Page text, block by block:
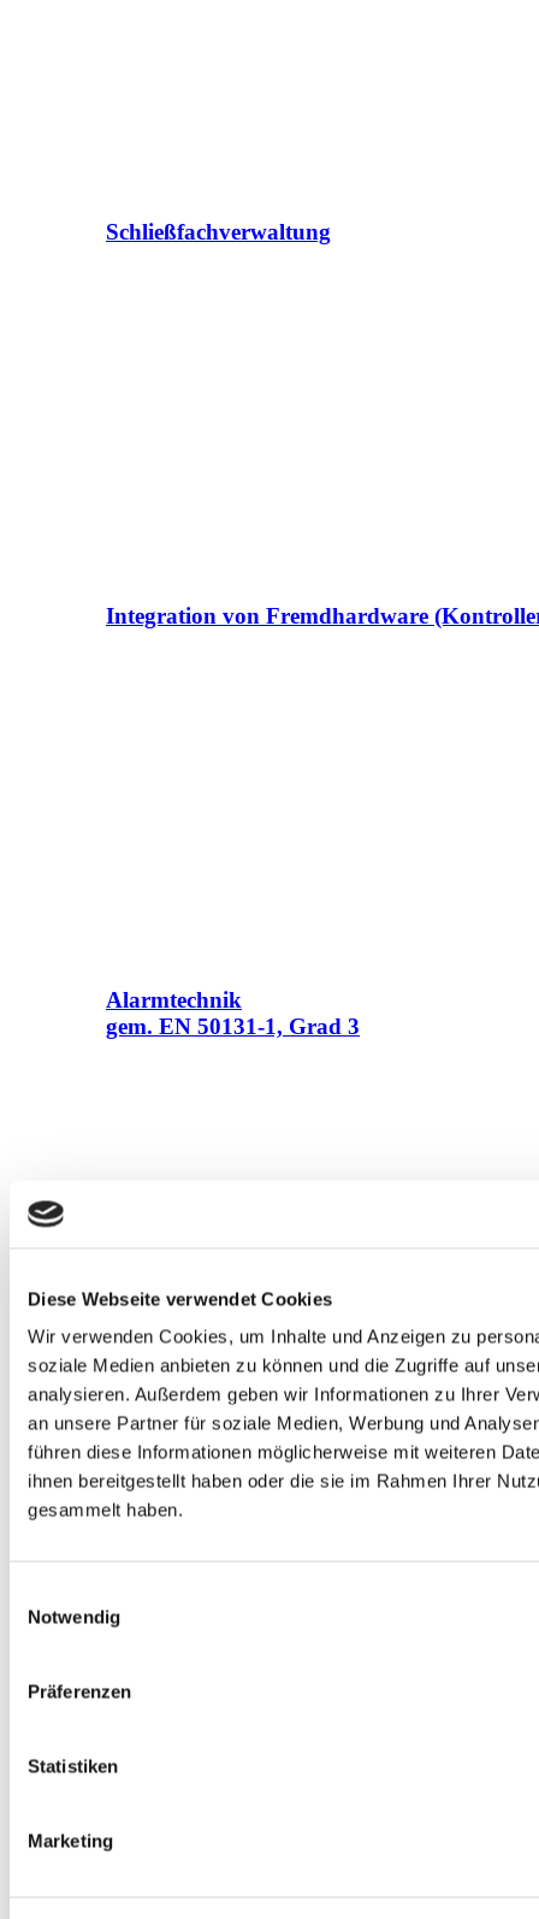
Diese Webseite verwendet Cookies
Wir verwenden Cookies, um Inhalte und Anzeigen zu
soziale Medien anbieten zu können und die Zugriffe auf
analysieren. Außerdem geben wir Informationen zu Ihrer
an unsere Partner für soziale Medien, Werbung und
führen diese Informationen möglicherweise mit weiteren
ihnen bereitgestellt haben oder die sie im Rahmen Ihrer
gesammelt haben.
Notwendig
Präferenzen
Statistiken
Marketing
Schließfachverwaltung
Integration von Fremdhardware
Alarmtechnik
gem. EN 50131-1, Grad 3
SBS Standard Branch Solution Industrie
Pressemitteilungen